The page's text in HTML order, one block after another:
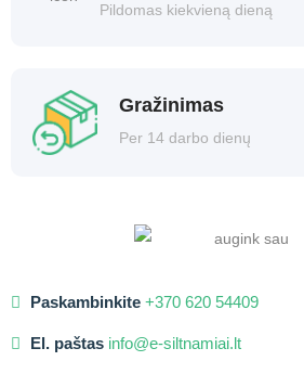
Pildomas kiekvieną dieną
Gražinimas
Per 14 darbo dienų
Paskambinkite +370 620 54409
El. paštas info@e-siltnamiai.lt